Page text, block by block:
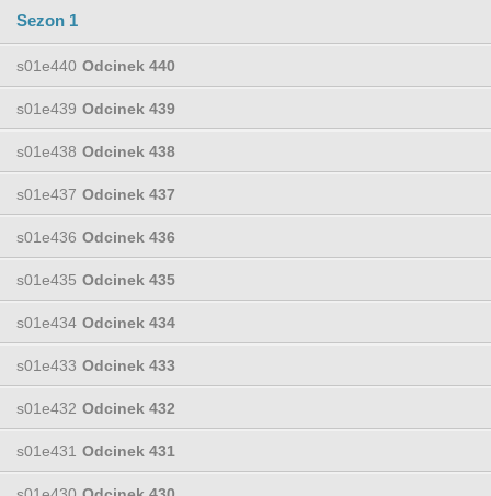
Sezon 1
s01e440 Odcinek 440
s01e439 Odcinek 439
s01e438 Odcinek 438
s01e437 Odcinek 437
s01e436 Odcinek 436
s01e435 Odcinek 435
s01e434 Odcinek 434
s01e433 Odcinek 433
s01e432 Odcinek 432
s01e431 Odcinek 431